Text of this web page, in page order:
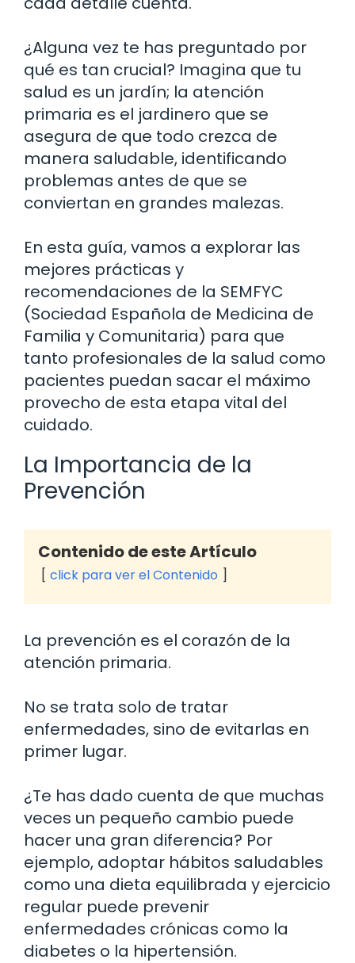
¿Alguna vez te has preguntado por
qué es tan crucial? Imagina que tu
salud es un jardín; la atención
primaria es el jardinero que se
asegura de que todo crezca de
manera saludable, identificando
problemas antes de que se
conviertan en grandes malezas.
En esta guía, vamos a explorar las
mejores prácticas y
recomendaciones de la SEMFYC
(Sociedad Española de Medicina de
Familia y Comunitaria) para que
tanto profesionales de la salud como
pacientes puedan sacar el máximo
provecho de esta etapa vital del
cuidado.
La Importancia de la
Prevención
Contenido de este Artículo
click para ver el Contenido
La prevención es el corazón de la
atención primaria.
No se trata solo de tratar
enfermedades, sino de evitarlas en
primer lugar.
¿Te has dado cuenta de que muchas
veces un pequeño cambio puede
hacer una gran diferencia? Por
ejemplo, adoptar hábitos saludables
como una dieta equilibrada y ejercicio
regular puede prevenir
enfermedades crónicas como la
diabetes o la hipertensión.